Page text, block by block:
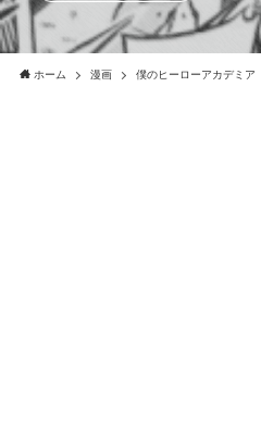
ホーム 漫画 僕のヒーローアカデミア